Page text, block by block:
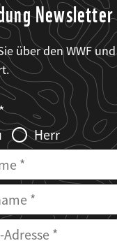
Newsletter
über den WWF
Herr